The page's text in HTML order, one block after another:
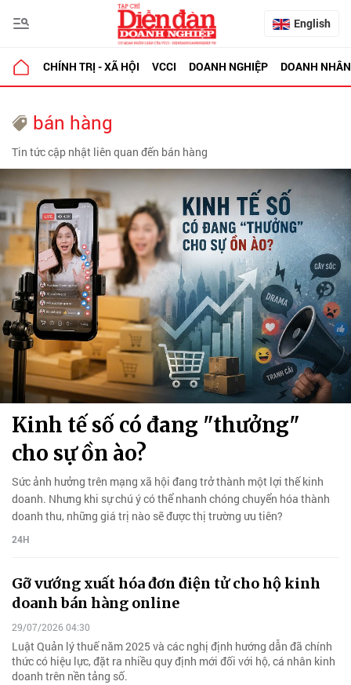
English
CHÍNH TRỊ - XÃ HỘI VCCI DOANH NGHIỆP DOANH NHÂN
bán hàng
Tin tức cập nhật liên quan đến bán hàng
Kinh tế số có đang "thưởng"
cho sự ồn ào?
Sức ảnh hưởng trên mạng xã hội đang trở thành một lợi thế kinh
doanh. Nhưng khi sự chú ý có thể nhanh chóng chuyển hóa thành
doanh thu, những giá trị nào sẽ được thị trường ưu tiên?
24H
Gỡ vướng xuất hóa đơn điện tử cho hộ kinh
doanh bán hàng online
29/07/2026 04:30
Luật Quản lý thuế năm 2025 và các nghị định hướng dẫn đã chính
thức có hiệu lực, đặt ra nhiều quy định mới đối với hộ, cá nhân kinh
doanh trên nền tảng số.